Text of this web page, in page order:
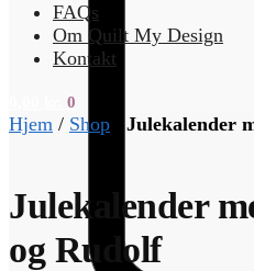
FAQs
Om Quilt My Design
Kontakt
0
Hjem / Shop Julekalender
Julekalender
og Rudolf